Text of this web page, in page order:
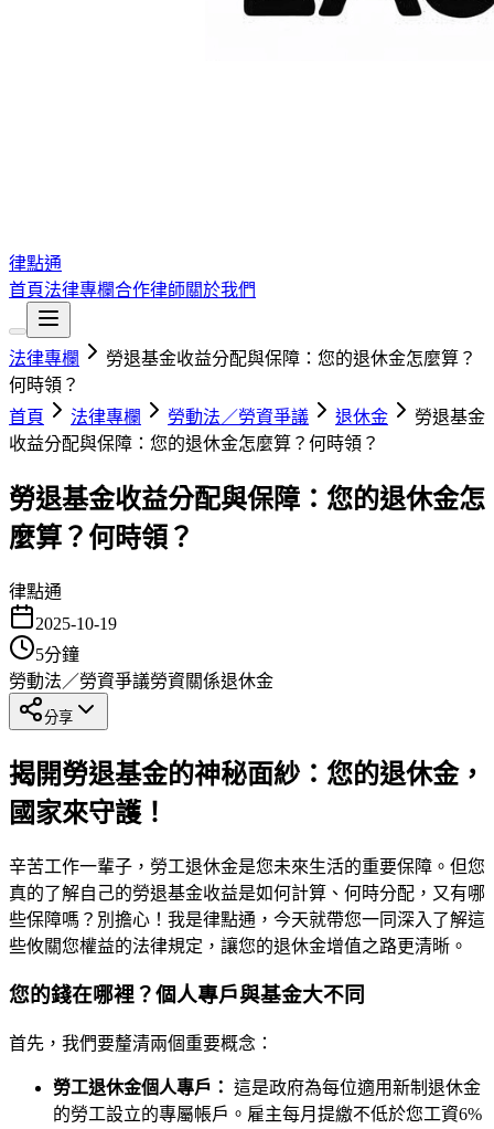
律點通
首頁法律專欄合作律師關於我們
法律專欄
勞退基金收益分配與保障：您的退休金怎麼算？
何時領？
首頁
法律專欄 勞動法／勞資爭議 退休金
勞退基金
收益分配與保障：您的退休金怎麼算？何時領？
勞退基金收益分配與保障：您的退休金怎
麼算？何時領？
律點通
2025-10-19
5分鐘
勞動法／勞資爭議勞資關係退休金
分享
揭開勞退基金的神秘面紗：您的退休金，
國家來守護！
辛苦工作一輩子，勞工退休金是您未來生活的重要保障。但您
真的了解自己的勞退基金收益是如何計算、何時分配，又有哪
些保障嗎？別擔心！我是律點通，今天就帶您一同深入了解這
些攸關您權益的法律規定，讓您的退休金增值之路更清晰。
您的錢在哪裡？個人專戶與基金大不同
首先，我們要釐清兩個重要概念：
勞工退休金個人專戶： 這是政府為每位適用新制退休金
的勞工設立的專屬帳戶。雇主每月提繳不低於您工資6%